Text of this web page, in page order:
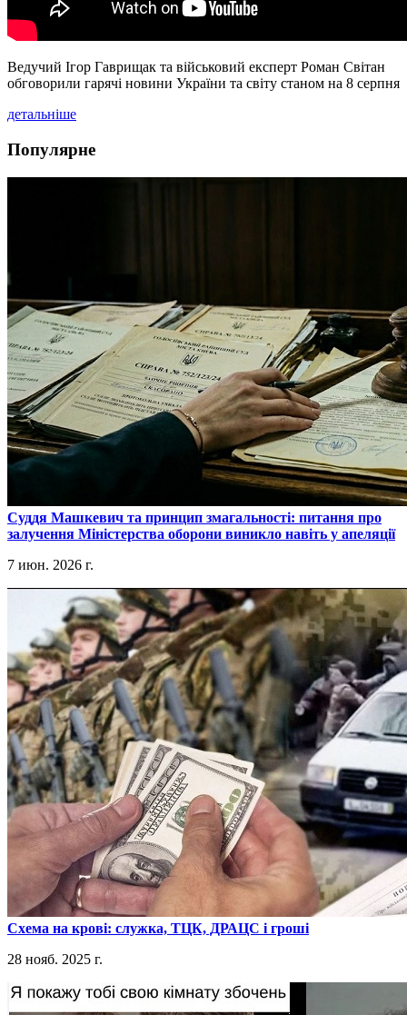
Ведучий Ігор Гаврищак та військовий експерт Роман Світан
обговорили гарячі новини України та світу станом на 8 серпня
детальніше
Популярне
​Суддя Машкевич та принцип змагальності: питання про
залучення Міністерства оборони виникло навіть у апеляції
7 июн. 2026 г.
​Схема на крові: служка, ТЦК, ДРАЦС і гроші
28 нояб. 2025 г.